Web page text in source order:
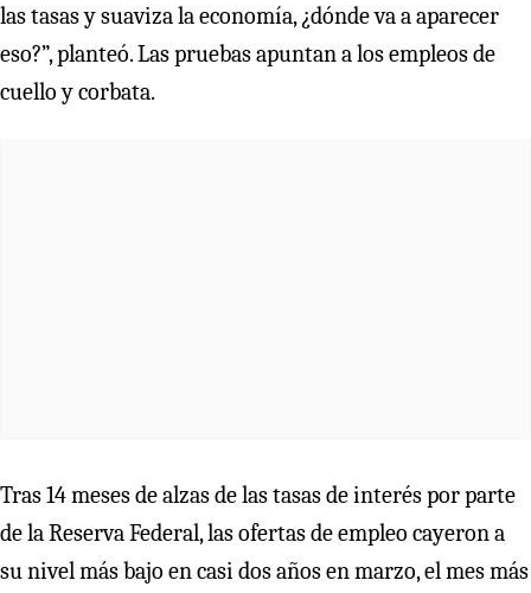
las tasas y suaviza la economía, ¿dónde va a aparecer
eso?”, planteó. Las pruebas apuntan a los empleos de
cuello y corbata.
Tras 14 meses de alzas de las tasas de interés por parte
de la Reserva Federal, las ofertas de empleo cayeron a
su nivel más bajo en casi dos años en marzo, el mes más